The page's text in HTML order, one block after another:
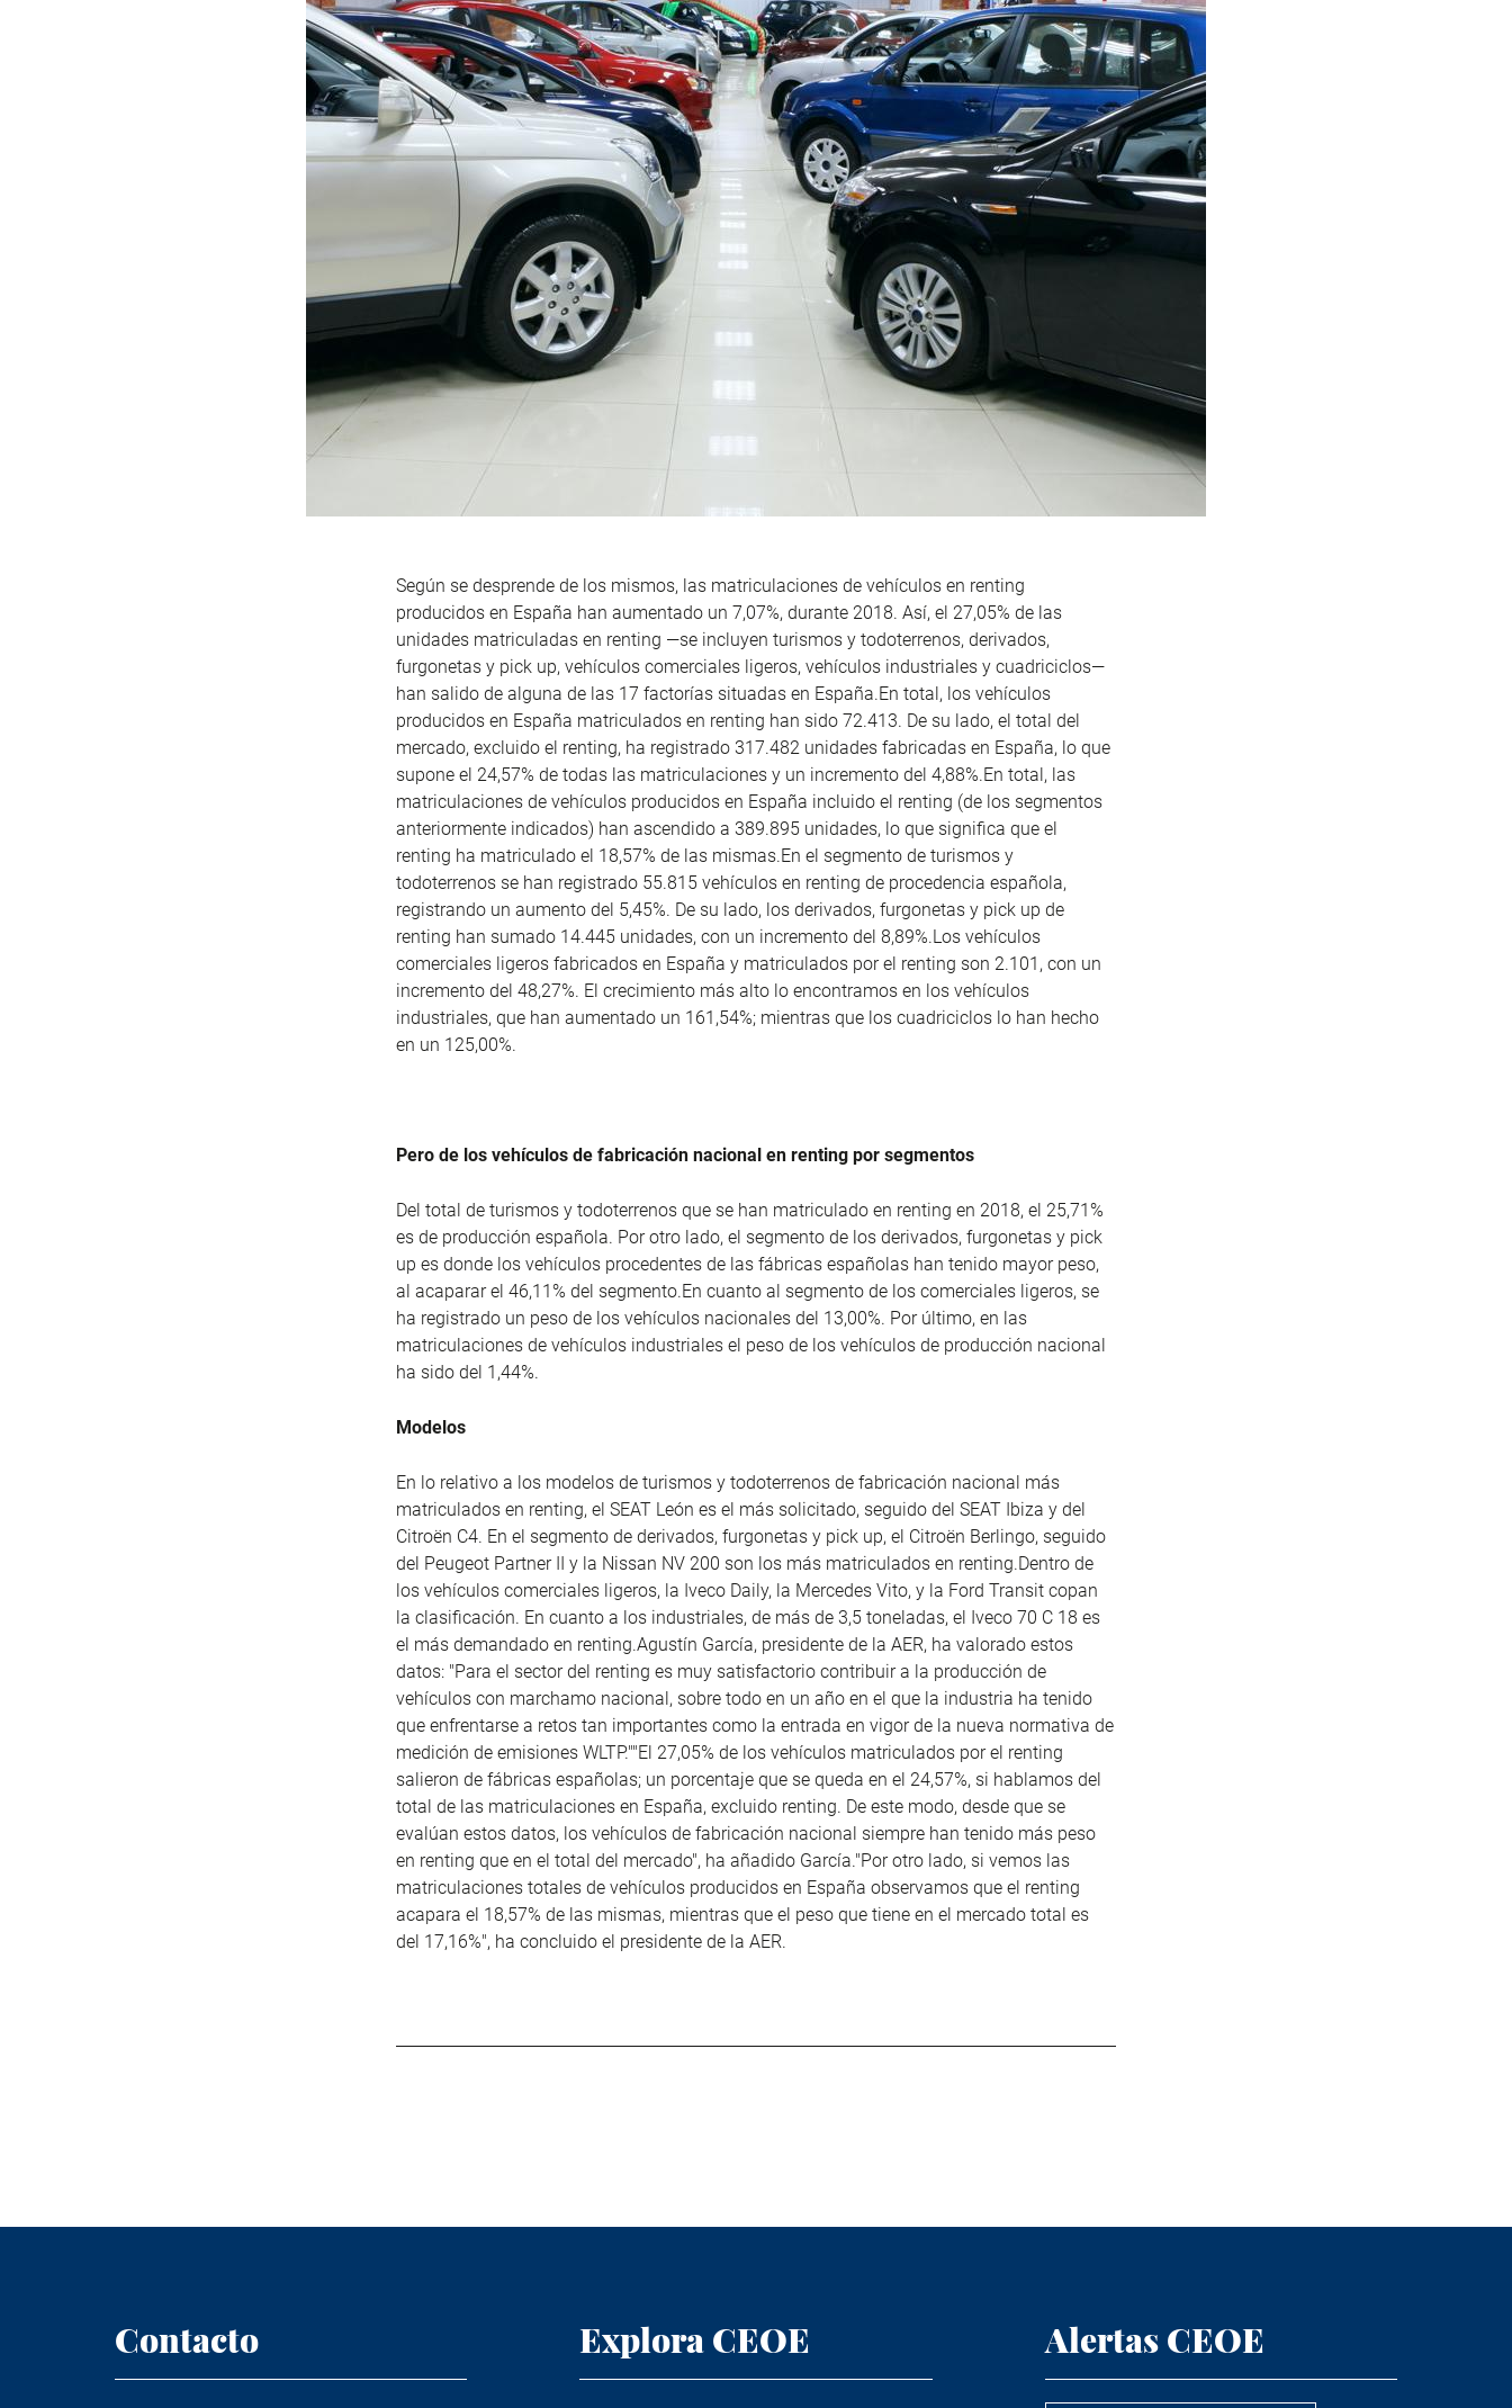
Según se desprende de los mismos, las matriculaciones de vehículos en renting
producidos en España han aumentado un 7,07%, durante 2018. Así, el 27,05% de las
unidades matriculadas en renting —se incluyen turismos y todoterrenos, derivados,
furgonetas y pick up, vehículos comerciales ligeros, vehículos industriales y cuadriciclos—
han salido de alguna de las 17 factorías situadas en España.En total, los vehículos
producidos en España matriculados en renting han sido 72.413. De su lado, el total del
mercado, excluido el renting, ha registrado 317.482 unidades fabricadas en España, lo que
supone el 24,57% de todas las matriculaciones y un incremento del 4,88%.En total, las
matriculaciones de vehículos producidos en España incluido el renting (de los segmentos
anteriormente indicados) han ascendido a 389.895 unidades, lo que significa que el
renting ha matriculado el 18,57% de las mismas.En el segmento de turismos y
todoterrenos se han registrado 55.815 vehículos en renting de procedencia española,
registrando un aumento del 5,45%. De su lado, los derivados, furgonetas y pick up de
renting han sumado 14.445 unidades, con un incremento del 8,89%.Los vehículos
comerciales ligeros fabricados en España y matriculados por el renting son 2.101, con un
incremento del 48,27%. El crecimiento más alto lo encontramos en los vehículos
industriales, que han aumentado un 161,54%; mientras que los cuadriciclos lo han hecho
en un 125,00%.
Pero de los vehículos de fabricación nacional en renting por segmentos
Del total de turismos y todoterrenos que se han matriculado en renting en 2018, el 25,71%
es de producción española. Por otro lado, el segmento de los derivados, furgonetas y pick
up es donde los vehículos procedentes de las fábricas españolas han tenido mayor peso,
al acaparar el 46,11% del segmento.En cuanto al segmento de los comerciales ligeros, se
ha registrado un peso de los vehículos nacionales del 13,00%. Por último, en las
matriculaciones de vehículos industriales el peso de los vehículos de producción nacional
ha sido del 1,44%.
Modelos
En lo relativo a los modelos de turismos y todoterrenos de fabricación nacional más
matriculados en renting, el SEAT León es el más solicitado, seguido del SEAT Ibiza y del
Citroën C4. En el segmento de derivados, furgonetas y pick up, el Citroën Berlingo, seguido
del Peugeot PartnerII y la Nissan NV 200 son los más matriculados en renting.Dentro de
los vehículos comerciales ligeros, la Iveco Daily, la Mercedes Vito, y la Ford Transit copan
la clasificación. En cuanto a los industriales, de más de 3,5 toneladas, el Iveco 70 C 18 es
el más demandado en renting.Agustín García, presidente de la AER, ha valorado estos
datos: "Para el sector del renting es muy satisfactorio contribuir a la producción de
vehículos con marchamo nacional, sobre todo en un año en el que la industria ha tenido
que enfrentarse a retos tan importantes como la entrada en vigor de la nueva normativa de
medición de emisiones WLTP.""El 27,05% de los vehículos matriculados por el renting
salieron de fábricas españolas; un porcentaje que se queda en el 24,57%, si hablamos del
total de las matriculaciones en España, excluido renting. De este modo, desde que se
evalúan estos datos, los vehículos de fabricación nacional siempre han tenido más peso
en renting que en el total del mercado", ha añadido García."Por otro lado, si vemos las
matriculaciones totales de vehículos producidos en España observamos que el renting
acapara el 18,57% de las mismas, mientras que el peso que tiene en el mercado total es
del 17,16%", ha concluido el presidente de la AER.
Contacto Explora CEOE Alertas CEOE